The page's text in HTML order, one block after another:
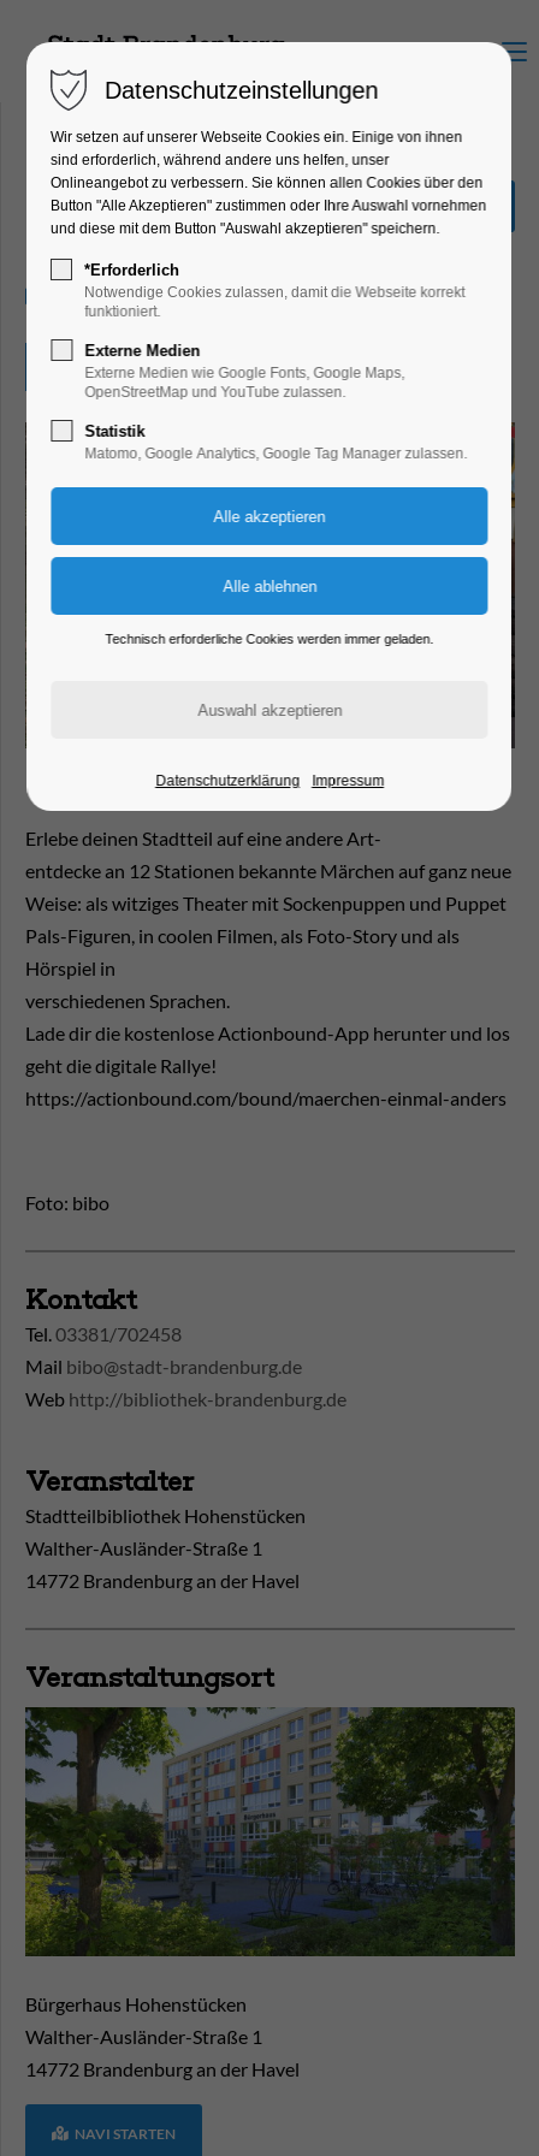
Menu
Märchen einmal anders
Kinder, Jugend, Mitmach-Aktion
11.06.2025
Eintritt frei
Erlebe deinen Stadtteil auf eine andere Art-
entdecke an 12 Stationen bekannte Märchen auf ganz neue
Weise: als witziges Theater mit Sockenpuppen und Puppet
Pals-Figuren, in coolen Filmen, als Foto-Story und als
Hörspiel in
verschiedenen Sprachen.
Lade dir die kostenlose Actionbound-App herunter und los
geht die digitale Rallye!
https://actionbound.com/bound/maerchen-einmal-anders
Foto: bibo
Kontakt
Tel. 03381/702458
Mail bibo@stadt-brandenburg.de
Web http://bibliothek-brandenburg.de
Veranstalter
Stadtteilbibliothek Hohenstücken
Walther-Ausländer-Straße 1
14772 Brandenburg an der Havel
Veranstaltungsort
Bürgerhaus Hohenstücken
Walther-Ausländer-Straße 1
14772 Brandenburg an der Havel
NAVI STARTEN
Datenschutzeinstellungen
Wir setzen auf unserer Webseite Cookies ein. Einige von ihnen
sind erforderlich, während andere uns helfen, unser
Onlineangebot zu verbessern. Sie können allen Cookies über den
Button "Alle Akzeptieren" zustimmen oder Ihre Auswahl vornehmen
und diese mit dem Button "Auswahl akzeptieren" speichern.
*Erforderlich
Notwendige Cookies zulassen, damit die Webseite korrekt
funktioniert.
Externe Medien
Externe Medien wie Google Fonts, Google Maps,
OpenStreetMap und YouTube zulassen.
Statistik
Matomo, Google Analytics, Google Tag Manager zulassen.
Technisch erforderliche Cookies werden immer geladen.
Datenschutzerklärung Impressum